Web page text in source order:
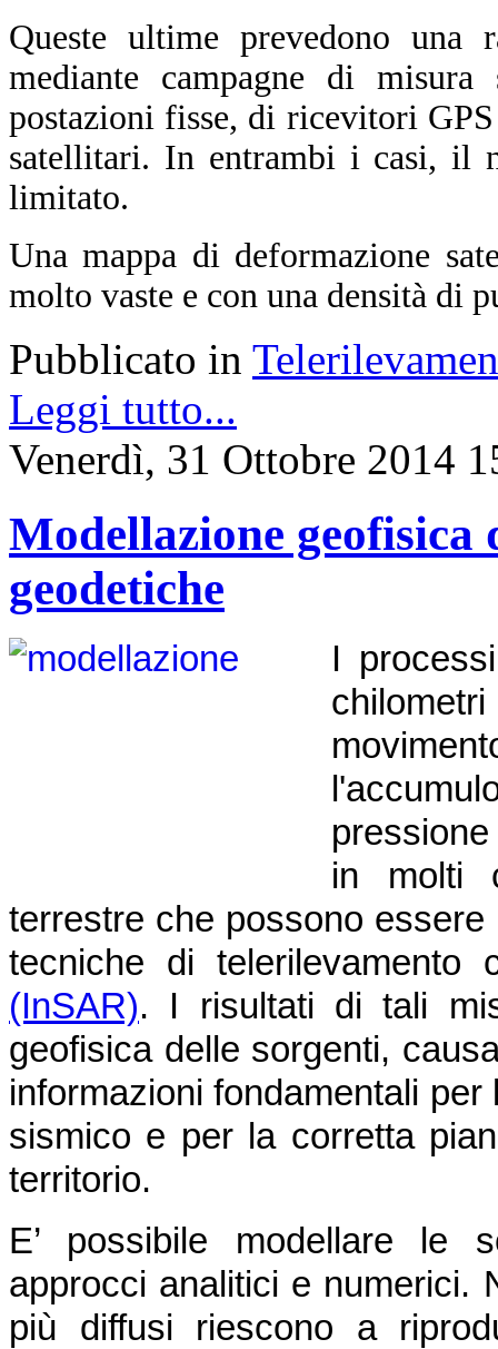
Queste ultime prevedono una
mediante campagne di
postazioni fisse, di ricevitori
satellitari. In entrambi i casi, il
limitato.
Una mappa di deformazione
molto vaste e con una densità di
Pubblicato in
Leggi tutto...
Venerdì, 31 Ottobre 2014
Modellazione
geodetiche
I
in molti
terrestre che possono
tecniche di telerilevamento
(InSAR). I risultati di tali
geofisica delle sorgenti,
informazioni fondamentali
sismico e per la corretta
territorio.
E’ possibile modellare le
approcci analitici e numerici.
più diffusi riescono a